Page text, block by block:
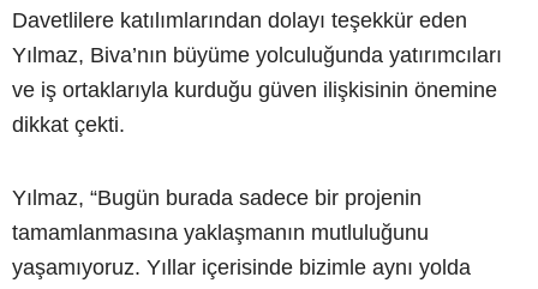
Davetlilere katılımlarından dolayı teşekkür eden
Yılmaz, Biva’nın büyüme yolculuğunda yatırımcıları
ve iş ortaklarıyla kurduğu güven ilişkisinin önemine
dikkat çekti.
Yılmaz, “Bugün burada sadece bir projenin
tamamlanmasına yaklaşmanın mutluluğunu
yaşamıyoruz. Yıllar içerisinde bizimle aynı yolda